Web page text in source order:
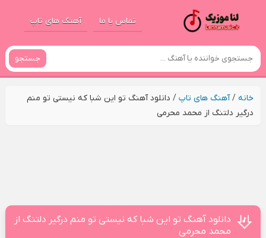
تماس با ما آهنگ های تاپ
جستجو
خانه/آهنگ های تاپ/ دانلود آهنگ تو این شبا که نیستی تو منم
درگیر دلتنگ از محمد محرمی
دانلود آهنگ تو این شبا که نیستی تو منم درگیر دلتنگ از
محمد محرمی